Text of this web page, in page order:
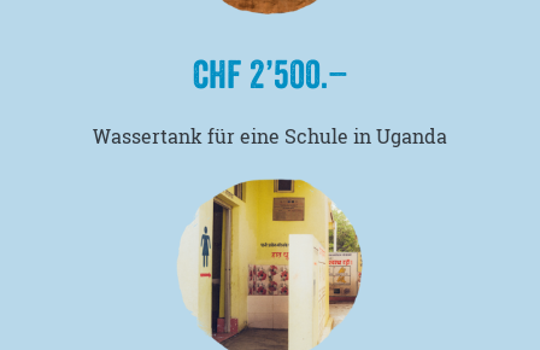
CHF 2’500.–
Wassertank für eine Schule in Uganda